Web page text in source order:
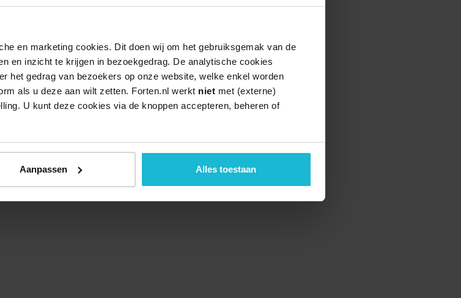
en marketing cookies. Dit doen wij om het gebruiksgemak van de
en inzicht te krijgen in bezoekgedrag. De analytische cookies
het gedrag van bezoekers op onze website, welke enkel worden
als u deze aan wilt zetten. Forten.nl werkt niet met (externe)
U kunt deze cookies via de knoppen accepteren, beheren of
Aanpassen Alles toestaan
Disclaimer Contact Forten.nl wordt ondersteund door de